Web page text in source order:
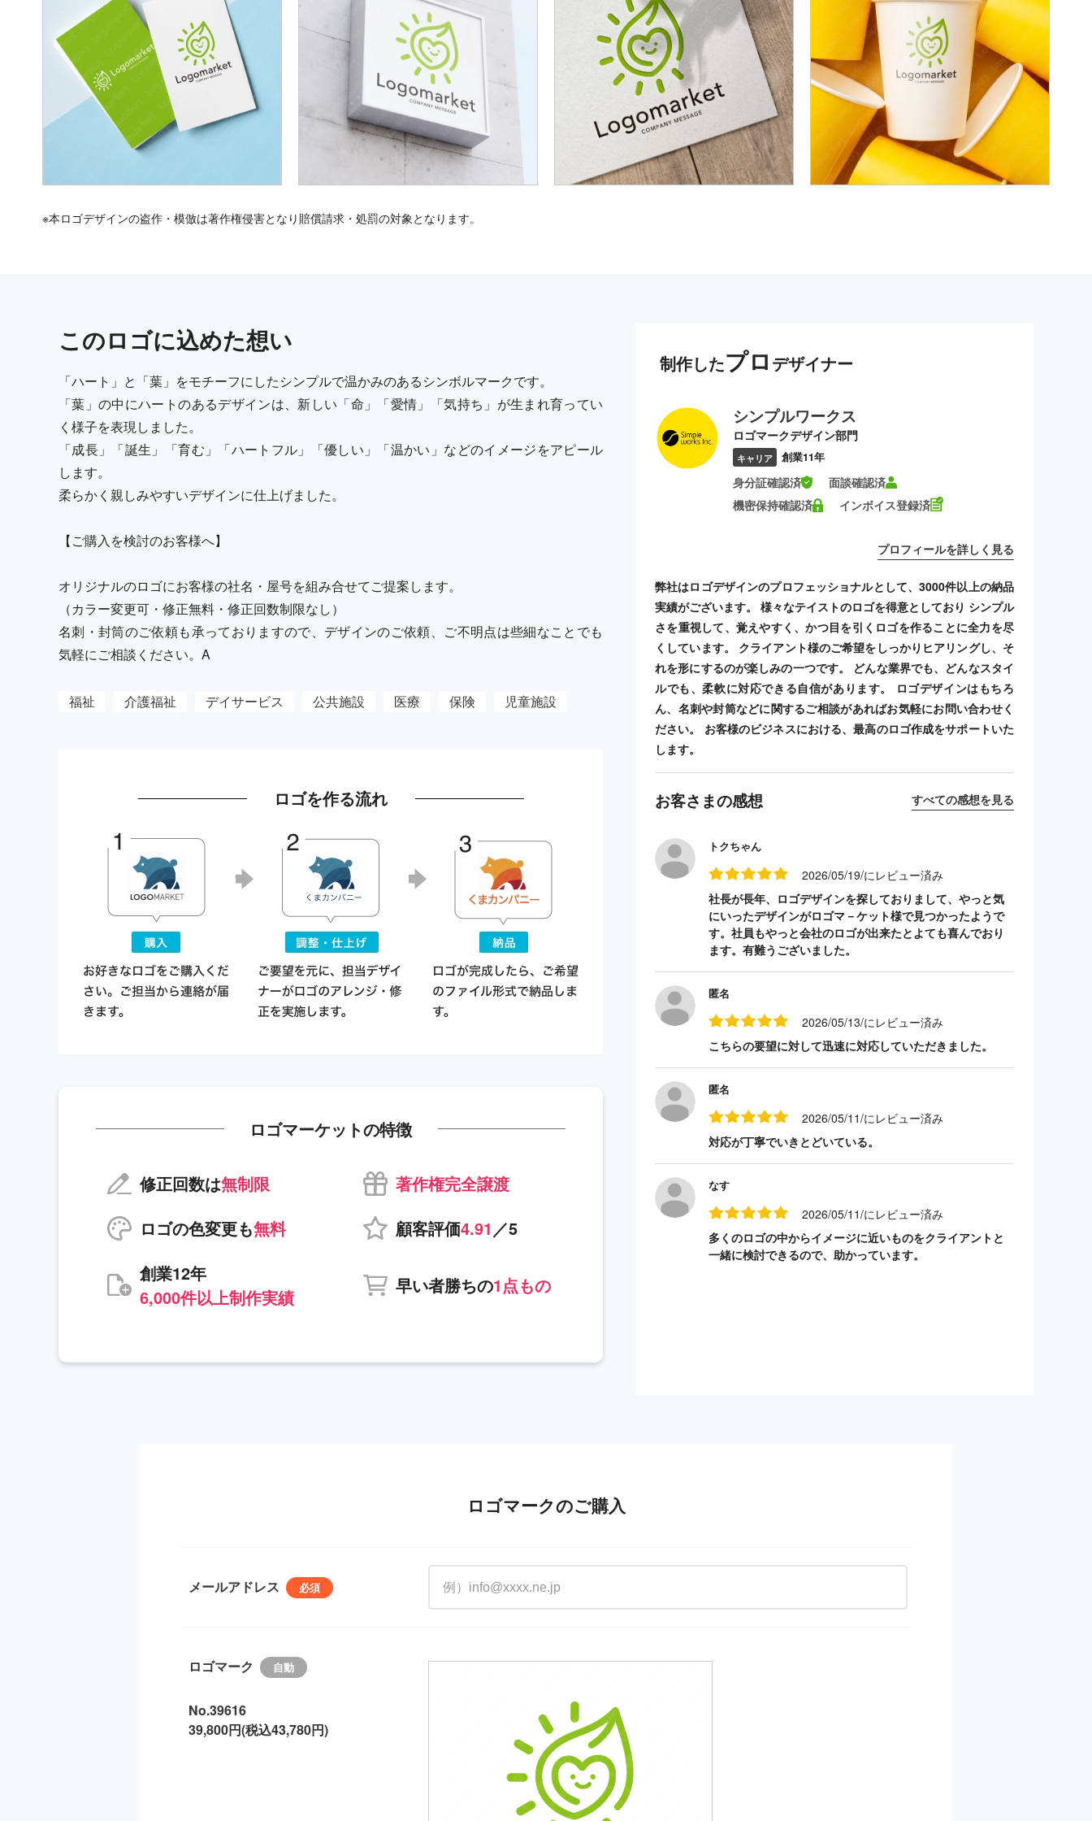
※本ロゴデザインの盗作・模倣は著作権侵害となり賠償請求・処罰の対象となります。
このロゴに込めた想い
「ハート」と「葉」をモチーフにしたシンプルで温かみのあるシンボルマークです。
「葉」の中にハートのあるデザインは、新しい「命」「愛情」「気持ち」が生まれ育ってい
く様子を表現しました。
「成長」「誕生」「育む」「ハートフル」「優しい」「温かい」などのイメージをアピール
します。
柔らかく親しみやすいデザインに仕上げました。
【ご購入を検討のお客様へ】
オリジナルのロゴにお客様の社名・屋号を組み合せてご提案します。
（カラー変更可・修正無料・修正回数制限なし）
名刺・封筒のご依頼も承っておりますので、デザインのご依頼、ご不明点は些細なことでも
気軽にご相談ください。A
福祉 介護福祉 デイサービス 公共施設 医療 保険 児童施設
ロゴを作る流れ
ロゴマーケットの特徴
修正回数は無制限
著作権完全譲渡
ロゴの色変更も無料 顧客評価4.91 ／5
創業12年
6,000件以上制作実績
早い者勝ちの1点もの
制作したプロ デザイナー
シンプルワークス
ロゴマークデザイン部門
キャリア 創業11年
身分証確認済
面談確認済
機密保持確認済
インボイス登録済
プロフィールを詳しく見る
弊社はロゴデザインのプロフェッショナルとして、3000件以上の納品
実績がございます。 様々なテイストのロゴを得意としており シンプル
さを重視して、覚えやすく、かつ目を引くロゴを作ることに全力を尽
くしています。 クライアント様のご希望をしっかりヒアリングし、そ
れを形にするのが楽しみの一つです。 どんな業界でも、どんなスタイ
ルでも、柔軟に対応できる自信があります。 ロゴデザインはもちろ
ん、名刺や封筒などに関するご相談があればお気軽にお問い合わせく
ださい。 お客様のビジネスにおける、最高のロゴ作成をサポートいた
します。
お客さまの感想 すべての感想を見る
トクちゃん
2026/05/19/にレビュー済み
社長が長年、ロゴデザインを探しておりまして、やっと気
にいったデザインがロゴマ－ケット様で見つかったようで
す。社員もやっと会社のロゴが出来たとよても喜んでおり
ます。有難うございました。
匿名
2026/05/13/にレビュー済み
こちらの要望に対して迅速に対応していただきました。
匿名
2026/05/11/にレビュー済み
対応が丁寧でいきとどいている。
なす
2026/05/11/にレビュー済み
多くのロゴの中からイメージに近いものをクライアントと
一緒に検討できるので、助かっています。
ロゴマークのご購入
メールアドレス
ロゴマーク
No.39616
39,800円(税込43,780円)